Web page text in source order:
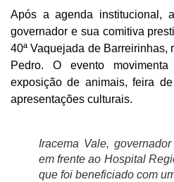
Após a agenda institucional,
governador e sua comitiva
40ª Vaquejada de
Pedro. O evento
exposição de animais, feira
apresentações culturais.
Iracema Vale,
em frente ao Hospital
que foi beneficiado com